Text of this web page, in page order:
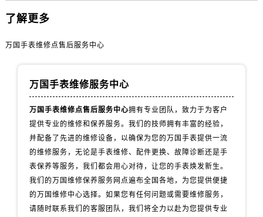
了解更多
万国手表维修点售后服务中心
万国手表维修服务中心
万国手表维修点售后服务中心拥有专业团队，致力于为客户
提供专业的维修和保养服务。我们的技师拥有丰富的经验，
并配备了先进的维修设备，以确保为您的万国手表提供一流
的维修服务，无论是手表维修、配件更换、故障诊断还是手
表保养等服务，我们都会用心对待，让您的手表焕发新生。
我们的万国维修保养服务网点遍布全国各地，为您提供便捷
的万国维修中心选择。如果您有任何问题或需要维修服务，
请随时联系我们的客服团队，我们将全力以赴为您提供专业